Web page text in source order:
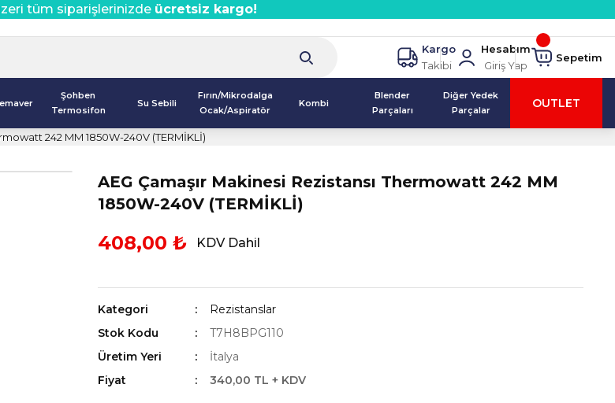
tüm siparişlerinizde ücretsiz kargo!
Kargo
Takibi
Hesabım
Giriş Yap
Sepetim
Şohben
Termosifon
Su Sebili
Fırın/Mikrodalga
Ocak/Aspiratör
Kombi
Blender
Parçaları
Diğer Yedek
Parçalar
OUTLET
242 MM 1850W-240V (TERMİKLİ)
AEG Çamaşır Makinesi Rezistansı Thermowatt 242 MM
1850W-240V (TERMİKLİ)
408,00 ₺ KDV Dahil
Kategori
Rezistanslar
Stok Kodu
T7H8BPG110
Üretim Yeri
İtalya
Fiyat
340,00 TL + KDV